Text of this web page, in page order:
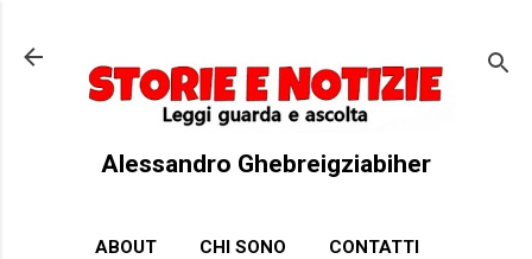
Alessandro Ghebreigziabiher
ABOUT CHI SONO CONTATTI